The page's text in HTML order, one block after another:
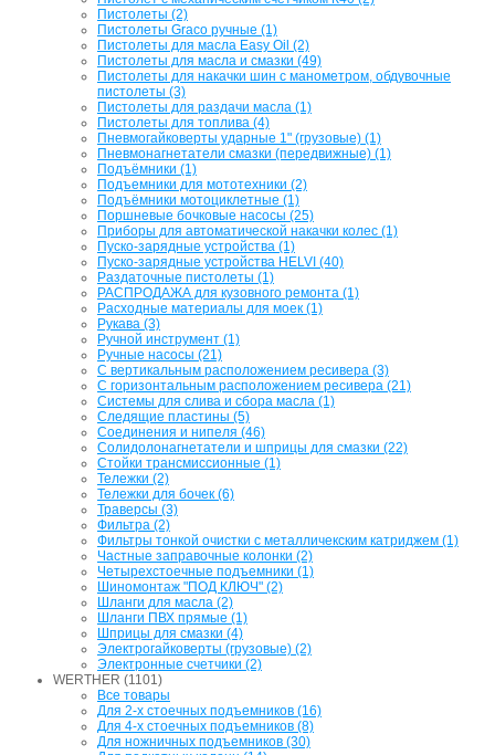
Пистолеты (2)
Пистолеты Graco ручные (1)
Пистолеты для масла Easy Oil (2)
Пистолеты для масла и смазки (49)
Пистолеты для накачки шин с манометром, обдувочные
пистолеты (3)
Пистолеты для раздачи масла (1)
Пистолеты для топлива (4)
Пневмогайковерты ударные 1" (грузовые) (1)
Пневмонагнетатели смазки (передвижные) (1)
Подъёмники (1)
Подъемники для мототехники (2)
Подъёмники мотоциклетные (1)
Поршневые бочковые насосы (25)
Приборы для автоматической накачки колес (1)
Пуско-зарядные устройства (1)
Пуско-зарядные устройства HELVI (40)
Раздаточные пистолеты (1)
РАСПРОДАЖА для кузовного ремонта (1)
Расходные материалы для моек (1)
Рукава (3)
Ручной инструмент (1)
Ручные насосы (21)
С вертикальным расположением ресивера (3)
С горизонтальным расположением ресивера (21)
Системы для слива и сбора масла (1)
Следящие пластины (5)
Соединения и нипеля (46)
Солидолонагнетатели и шприцы для смазки (22)
Стойки трансмиссионные (1)
Тележки (2)
Тележки для бочек (6)
Траверсы (3)
Фильтра (2)
Фильтры тонкой очистки с металличекским катриджем (1)
Частные заправочные колонки (2)
Четырехстоечные подъемники (1)
Шиномонтаж "ПОД КЛЮЧ" (2)
Шланги для масла (2)
Шланги ПВХ прямые (1)
Шприцы для смазки (4)
Электрогайковерты (грузовые) (2)
Электронные счетчики (2)
WERTHER (1101)
Все товары
Для 2-х стоечных подъемников (16)
Для 4-х стоечных подъемников (8)
Для ножничных подъемников (30)